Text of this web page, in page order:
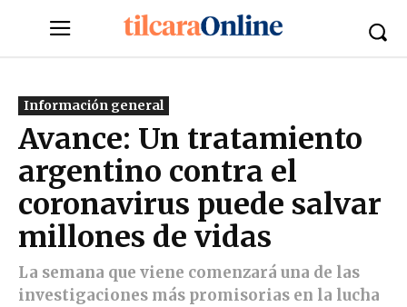
Información general
Avance: Un tratamiento
argentino contra el
coronavirus puede salvar
millones de vidas
La semana que viene comenzará una de las
investigaciones más promisorias en la lucha